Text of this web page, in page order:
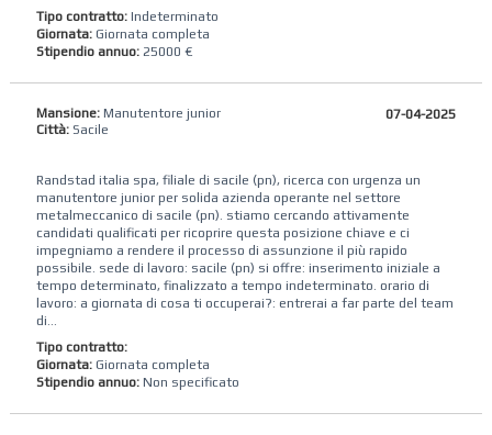
Tipo contratto:Indeterminato
Giornata: Giornata completa
Stipendio annuo: 25000 €
Mansione:Manutentore junior
Città:Sacile
07-04-2025
Randstad italia spa, filiale di sacile (pn), ricerca con urgenza un
manutentore junior per solida azienda operante nel settore
metalmeccanico di ​s​acile (pn). stiamo cercando attivamente
candidati qualificati per ricoprire questa posizione chiave e ci
impegniamo a rendere il processo di assunzione il più rapido
possibile. sede di lavoro: ​sacile (pn) si offre: inserimento iniziale a
tempo determinato, finalizzato a tempo indeterminato. orario di
lavoro: a giornata di cosa ti occuperai?: entrerai a far parte del team
di...
Tipo contratto:
Giornata: Giornata completa
Stipendio annuo: Non specificato